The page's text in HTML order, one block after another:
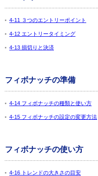
4-11 ３つのエントリーポイント
4-12 エントリータイミング
4-13 損切りと決済
フィボナッチの準備
4-14 フィボナッチの種類と使い方
4-15 フィボナッチの設定の変更方法
フィボナッチの使い方
4-16 トレンドの大きさの目安